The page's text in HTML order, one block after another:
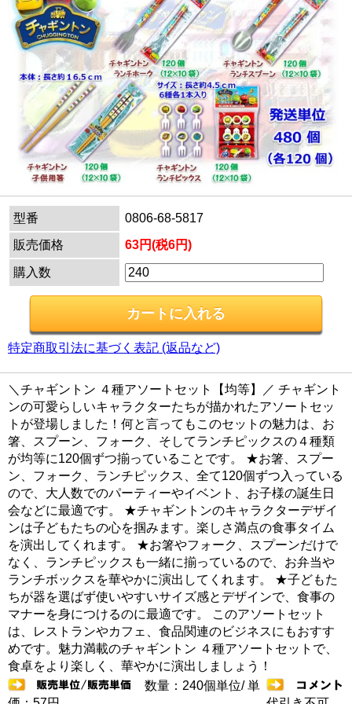
型番
0806-68-5817
販売価格
63円(税6円)
購入数
特定商取引法に基づく表記 (返品など)
＼チャギントン ４種アソートセット【均等】／ チャギント
ンの可愛らしいキャラクターたちが描かれたアソートセッ
トが登場しました！何と言ってもこのセットの魅力は、お
箸、スプーン、フォーク、そしてランチピックスの４種類
が均等に120個ずつ揃っていることです。 ★お箸、スプー
ン、フォーク、ランチピックス、全て120個ずつ入っている
ので、大人数でのパーティーやイベント、お子様の誕生日
会などに最適です。 ★チャギントンのキャラクターデザイ
ンは子どもたちの心を掴みます。楽しさ満点の食事タイム
を演出してくれます。 ★お箸やフォーク、スプーンだけで
なく、ランチピックスも一緒に揃っているので、お弁当や
ランチボックスを華やかに演出してくれます。 ★子どもた
ちが器を選ばず使いやすいサイズ感とデザインで、食事の
マナーを身につけるのに最適です。 このアソートセット
は、レストランやカフェ、食品関連のビジネスにもおすす
めです。魅力満載のチャギントン ４種アソートセットで、
食卓をより楽しく、華やかに演出しましょう！
数量：240個単位/ 単